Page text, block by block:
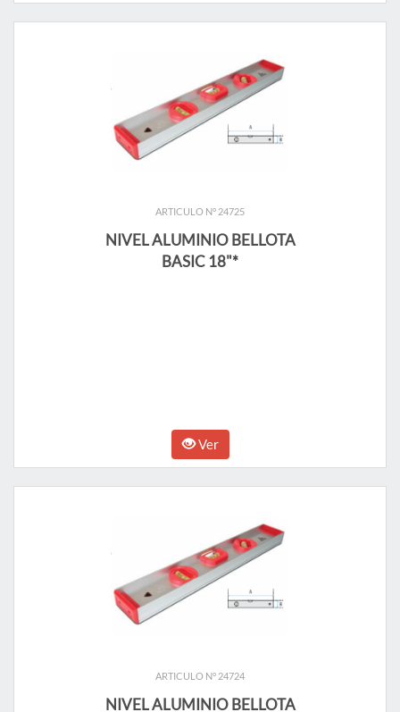
ARTICULO N° 24725
NIVEL ALUMINIO BELLOTA
BASIC 18"*
Ver
ARTICULO N° 24724
NIVEL ALUMINIO BELLOTA